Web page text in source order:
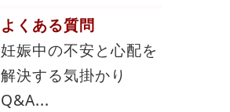
よくある質問
妊娠中の不安と心配を
解決する気掛かり
Q&A...